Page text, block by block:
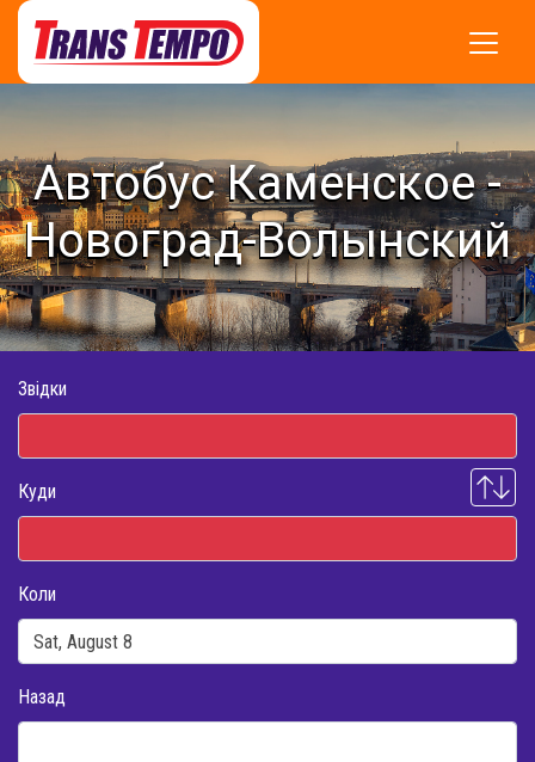
Автобус Каменское -
Новоград-Волынский
Звідки
Куди
Коли
Назад